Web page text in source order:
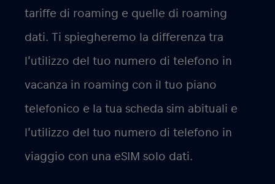
tariffe di roaming e quelle di roaming
dati. Ti spiegheremo la differenza tra
l’utilizzo del tuo numero di telefono in
vacanza in roaming con il tuo piano
telefonico e la tua scheda sim abituali e
l’utilizzo del tuo numero di telefono in
viaggio con una eSIM solo dati.